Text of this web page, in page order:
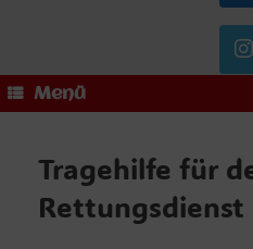
Menü
Tragehilfe für
Rettungsdienst